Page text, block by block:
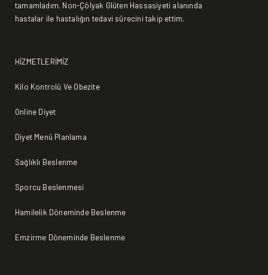
bir
anlayış
yeni
bir
tamamladım. Non-Çölyak Glüten Hassasiyeti alanında
hastalar ile hastalığın tedavi sürecini takip ettim.
HİZMETLERİMİZ
Kilo Kontrolü Ve Obezite
Online Diyet
Diyet Menü Planlama
Sağlıklı Beslenme
Sporcu Beslenmesi
Hamilelik Döneminde Beslenme
Emzirme Döneminde Beslenme